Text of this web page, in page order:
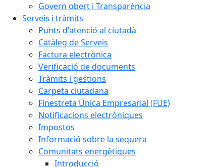
Govern obert i Transparència
Serveis i tràmits
Punts d'atenció al ciutadà
Catàleg de Serveis
Factura electrònica
Verificació de documents
Tràmits i gestions
Carpeta ciutadana
Finestreta Única Empresarial (FUE)
Notificacions electròniques
Impostos
Informació sobre la sequera
Comunitats energètiques
Introducció